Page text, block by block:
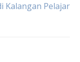
Kalangan Pelajar